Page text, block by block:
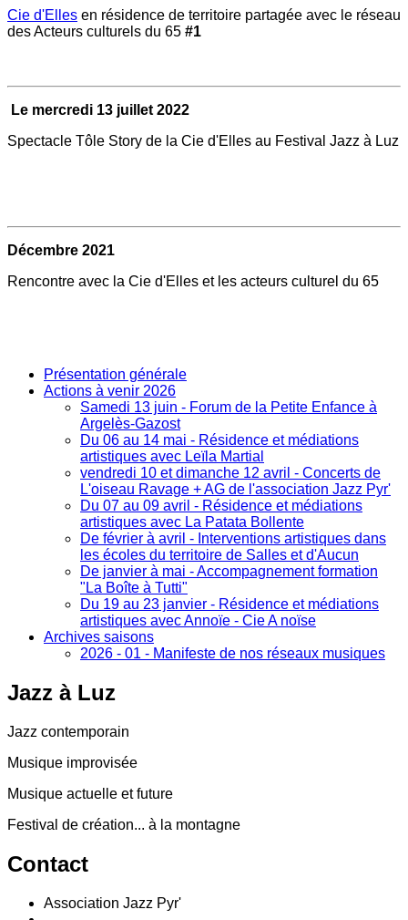
Cie d'Elles en résidence de territoire partagée avec le réseau
des Acteurs culturels du 65 #1
Le mercredi 13 juillet 2022
Spectacle Tôle Story de la Cie d'Elles au Festival Jazz à Luz
Décembre 2021
Rencontre avec la Cie d'Elles et les acteurs culturel du 65
Présentation générale
Actions à venir 2026
Samedi 13 juin - Forum de la Petite Enfance à
Argelès-Gazost
Du 06 au 14 mai - Résidence et médiations
artistiques avec Leïla Martial
vendredi 10 et dimanche 12 avril - Concerts de
L'oiseau Ravage + AG de l'association Jazz Pyr'
Du 07 au 09 avril - Résidence et médiations
artistiques avec La Patata Bollente
De février à avril - Interventions artistiques dans
les écoles du territoire de Salles et d'Aucun
De janvier à mai - Accompagnement formation
"La Boîte à Tutti"
Du 19 au 23 janvier - Résidence et médiations
artistiques avec Annoïe - Cie A noïse
Archives saisons
2026 - 01 - Manifeste de nos réseaux musiques
Jazz à Luz
Jazz contemporain
Musique improvisée
Musique actuelle et future
Festival de création... à la montagne
Contact
Association Jazz Pyr'